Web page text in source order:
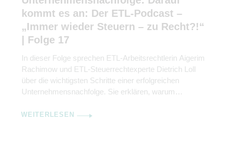
kommt es an: Der ETL-Podcast –
„Immer wieder Steuern – zu Recht?!“
| Folge 17
In dieser Folge sprechen ETL-Arbeitsrechtlerin Aigerim
Rachimow und ETL-Steuerrechtexperte Dietrich Loll
über die wichtigsten Schritte einer erfolgreichen
Unternehmensnachfolge. Sie erklären, warum
steuerliche Gestaltung.
WEITERLESEN